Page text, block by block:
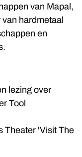
van Mapal,
hardmetaal
en
lezing over
Tool
Theater 'Visit The